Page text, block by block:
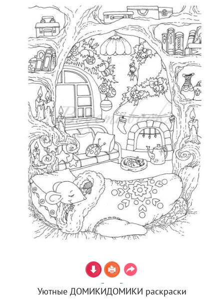
Уютные ДОМИКИДОМИКИ раскраски